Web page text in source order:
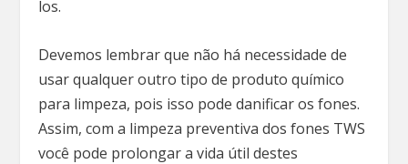
los.
Devemos lembrar que não há necessidade de
usar qualquer outro tipo de produto químico
para limpeza, pois isso pode danificar os fones.
Assim, com a limpeza preventiva dos fones TWS
você pode prolongar a vida útil destes